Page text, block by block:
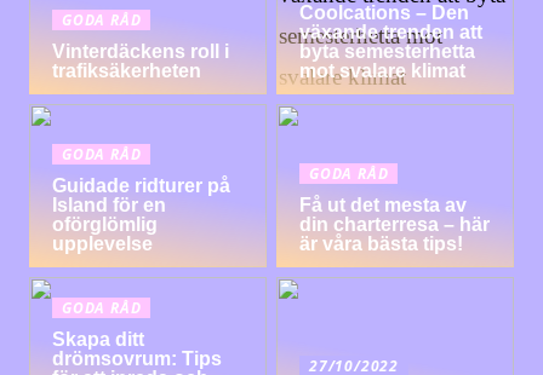
GODA RÅD
Vinterdäckens roll i
trafiksäkerheten
Coolcations – Den
växande trenden att
byta semesterhetta
mot svalare klimat
GODA RÅD
Guidade ridturer på
Island för en
oförglömlig
upplevelse
GODA RÅD
Få ut det mesta av
din charterresa – här
är våra bästa tips!
GODA RÅD
Skapa ditt
drömsovrum: Tips
27/10/2022